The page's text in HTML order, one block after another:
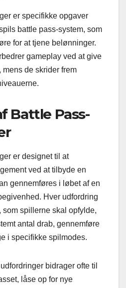
er specifikke opgaver
battle pass-system, som
for at tjene belønninger.
gameplay ved at give
de skrider frem
Battle Pass-
er designet til at
ved at tilbyde en
gennemføres i løbet af en
Hver udfordring
som spillerne skal opfylde,
antal drab, gennemføre
i specifikke spilmodes.
bidrager ofte til
låse op for nye